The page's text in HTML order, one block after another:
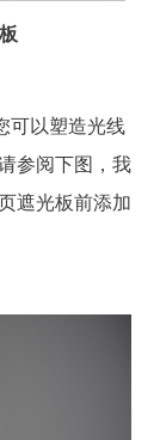
可以塑造光线
参阅下图，我
遮光板前添加